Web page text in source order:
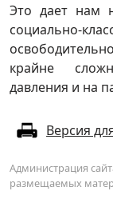
Это дает нам
крайне
давления и на
Версия
Администрация
размещаемых